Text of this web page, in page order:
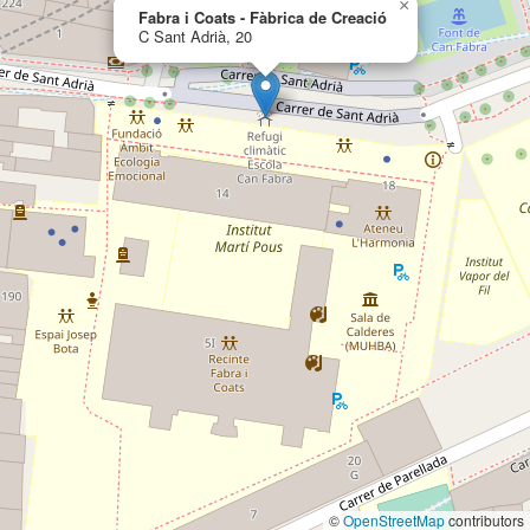
Fabra i Coats - Fàbrica de Creació
C Sant Adrià, 20
×
©OpenStreetMapcontributors